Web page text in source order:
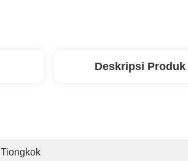
Deskripsi Produk
Tiongkok